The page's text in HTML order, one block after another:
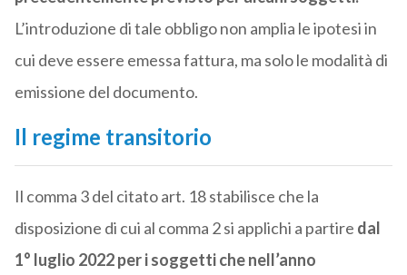
L’introduzione di tale obbligo non amplia le ipotesi in
cui deve essere emessa fattura, ma solo le modalità di
emissione del documento.
Il regime transitorio
Il comma 3 del citato art. 18 stabilisce che la
disposizione di cui al comma 2 si applichi a partire dal
1° luglio 2022 per i soggetti che nell’anno